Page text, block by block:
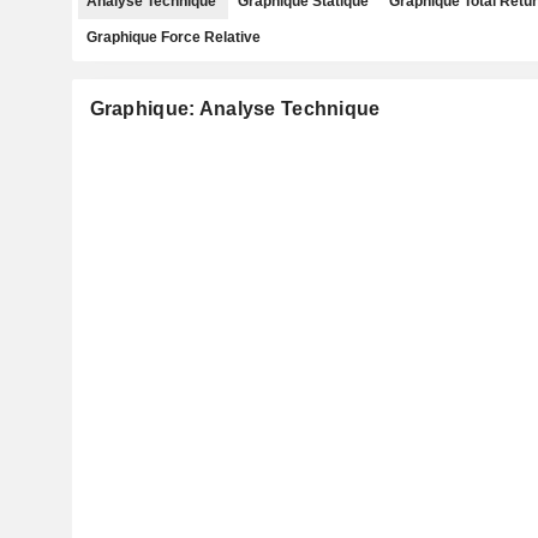
Graphique Force Relative
Graphique: Analyse Technique